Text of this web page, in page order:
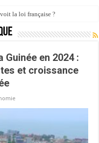
la loi française ?
Guinée en 2024 :
et croissance